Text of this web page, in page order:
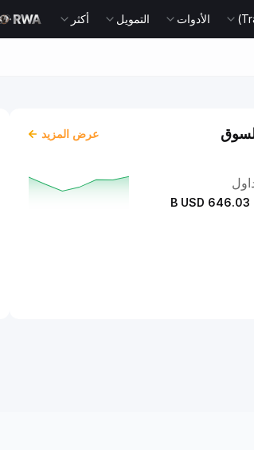
الأدوات التمويل أكثر
عرض المزيد
646.03 B USD